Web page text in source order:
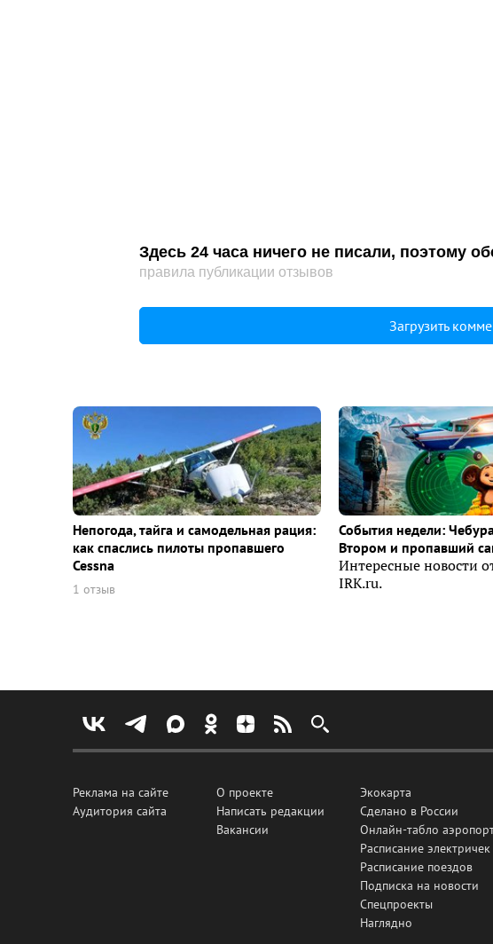
Здесь 24 часа ничего не писали, поэтому
правила публикации отзывов
Загрузить
Непогода, тайга и самодельная рация:
как спаслись пилоты пропавшего
Cessna
1 отзыв
События недели:
Втором и пропавший
Интересные новости
IRK.ru.
Реклама на сайте
Аудитория сайта
О проекте
Написать редакции
Вакансии
Экокарта
Сделано в России
Онлайн-табло
Расписание электричек
Расписание поездов
Подписка на новости
Спецпроекты
Наглядно